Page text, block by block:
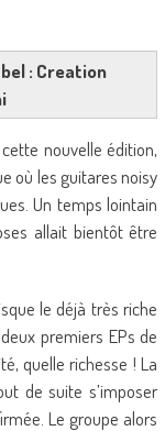
: Creation
nouvelle édition,
où les guitares noisy
Un temps lointain
allait bientôt être
le déjà très riche
premiers EPs de
quelle richesse ! La
de suite s’imposer
Le groupe alors